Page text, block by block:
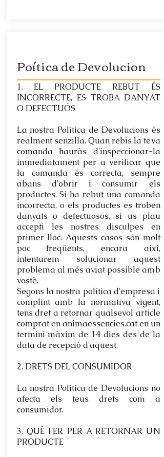
1. EL PRODUCTE REBUT ÉS
INCORRECTE, ES TROBA DANYAT
O DEFECTUÓS
​La nostra Política de Devolucions és
realment senzilla. Quan rebis la teva
comanda hauràs d'inspeccionar-la
immediatament per a verificar que
la comanda és correcta, sempre
abans d'obrir i consumir els
productes. Si ha rebut una comanda
incorrecta, o els productes es troben
danyats o defectuosos, si us plau
accepti les nostres disculpes en
primer lloc. Aquests casos són molt
poc freqüents, encara així,
intentarem solucionar aquest
problema al més aviat possible amb
vostè.
Segons la nostra política d'empresa i
complint amb la normativa vigent,
tens dret a retornar qualsevol article
comprat en animaessencies.cat en un
termini màxim de 14 dies des de la
data de recepció d'aquest.
2. DRETS DEL CONSUMIDOR​
La nostra Política de Devolucions no
afecta els teus drets com a
consumidor.
3. QUÈ FER PER A RETORNAR UN
PRODUCTE ​
Poítica de Devolucion